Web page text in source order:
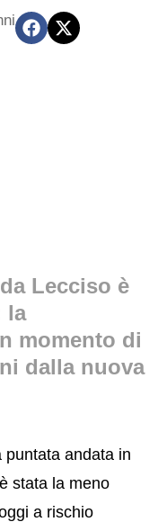
Lecciso è
la
momento di
dalla nuova
puntata andata in
stata la meno
a rischio